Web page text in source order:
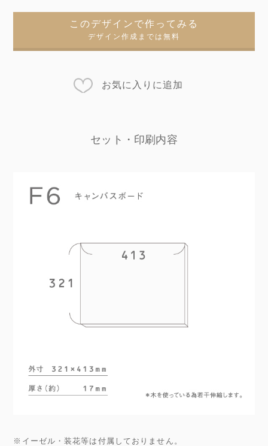
このデザインで作ってみる
デザイン作成までは無料
お気に入りに追加
セット・印刷内容
※イーゼル・装花等は付属しておりません。